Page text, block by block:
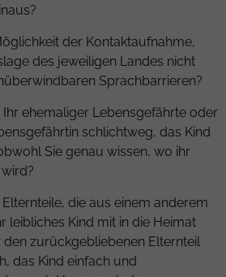
der Kontaktaufnahme,
des jeweiligen Landes nicht
Sprachbarrieren?
ehemaliger Lebensgefährte oder
schlichtweg, das Kind
Sie genau wissen, wo ihr
die aus einem anderem
leibliches Kind mit in die Heimat
den zurückgebliebenen Elternteil
das Kind einfach und